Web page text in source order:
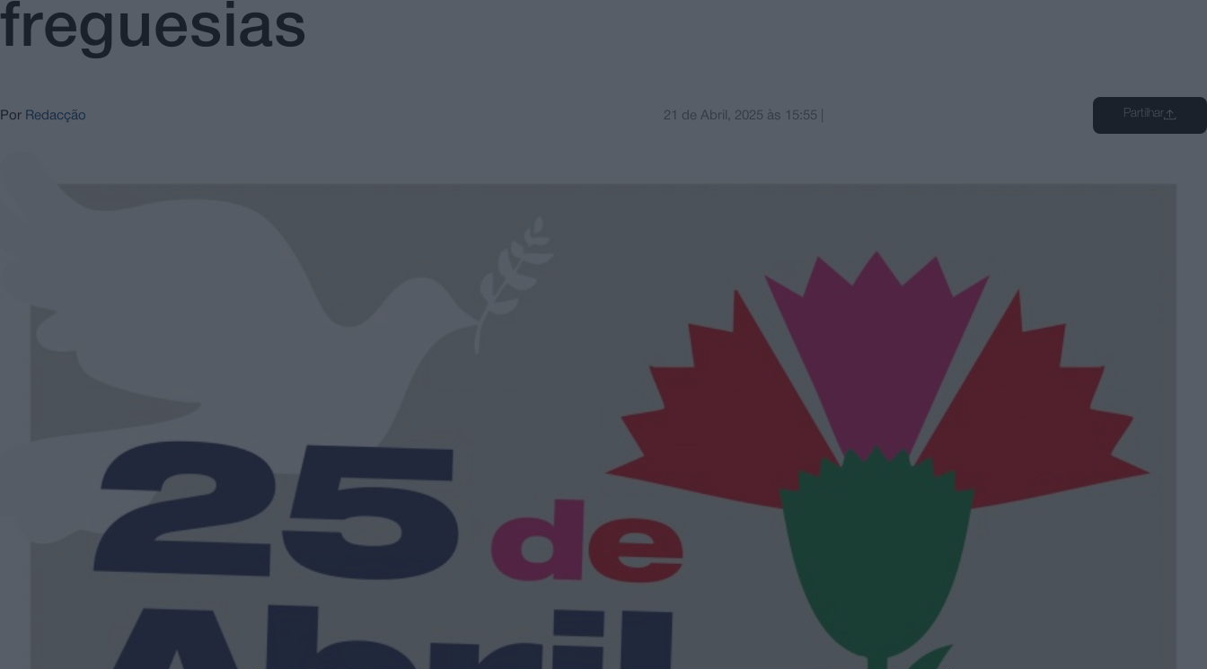
freguesias
Por Redacção 21 de Abril, 2025 às 15:55 Partilhar